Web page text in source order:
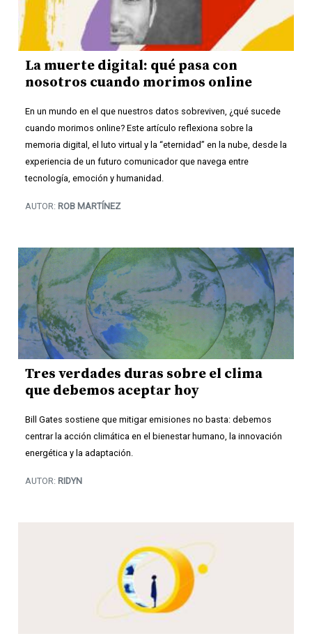
La muerte digital: qué pasa con
nosotros cuando morimos online
En un mundo en el que nuestros datos sobreviven, ¿qué sucede
cuando morimos online? Este artículo reflexiona sobre la
memoria digital, el luto virtual y la “eternidad” en la nube, desde la
experiencia de un futuro comunicador que navega entre
tecnología, emoción y humanidad.
AUTOR: ROB MARTÍNEZ
Tres verdades duras sobre el clima
que debemos aceptar hoy
Bill Gates sostiene que mitigar emisiones no basta: debemos
centrar la acción climática en el bienestar humano, la innovación
energética y la adaptación.
AUTOR: RIDYN